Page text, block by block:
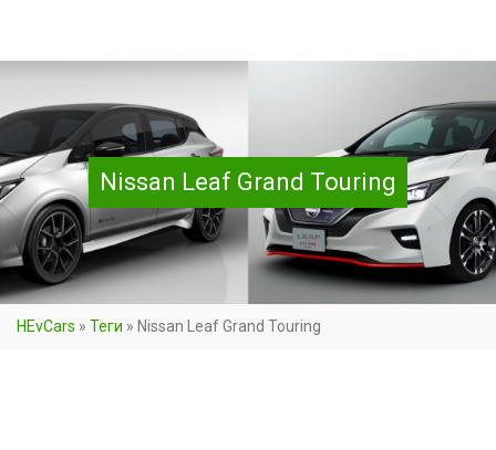
Nissan Leaf Grand Touring
HEvCars » Теги » Nissan Leaf Grand Touring